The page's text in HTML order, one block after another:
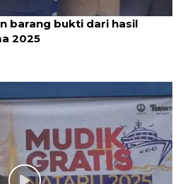
barang bukti dari hasil
2025